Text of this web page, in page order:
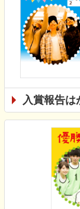
入賞報告は